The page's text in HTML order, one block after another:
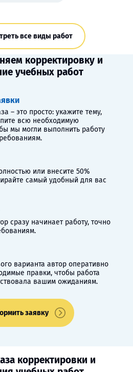
все виды работ
корректировку и
учебных работ
– это просто: укажите тему,
всю необходимую
мы могли выполнить работу
или внесите 50%
самый удобный для вас
сразу начинает работу, точно
варианта автор оперативно
правки, чтобы работа
вашим ожиданиям.
заявку
корректировки и